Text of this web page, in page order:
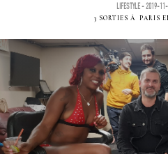
LIFESTYLE - 2019-
3 SORTIES Ã PARIS